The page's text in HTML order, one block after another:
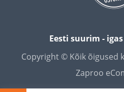
Eesti suurim -
Copyright © Kõik õigused
Zaproo